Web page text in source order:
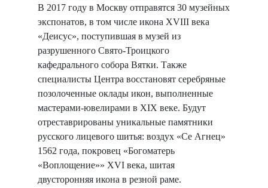
В 2017 году в Москву отправятся 30 музейных
экспонатов, в том числе икона XVIII века
«Деисус», поступившая в музей из
разрушенного Свято-Троицкого
кафедрального собора Вятки. Также
специалисты Центра восстановят серебряные
позолоченные оклады икон, выполненные
мастерами-ювелирами в XIX веке. Будут
отреставрированы уникальные памятники
русского лицевого шитья: воздух «Се Агнец»
1562 года, покровец «Богоматерь
«Воплощение»» XVI века, шитая
двусторонняя икона в резной раме.